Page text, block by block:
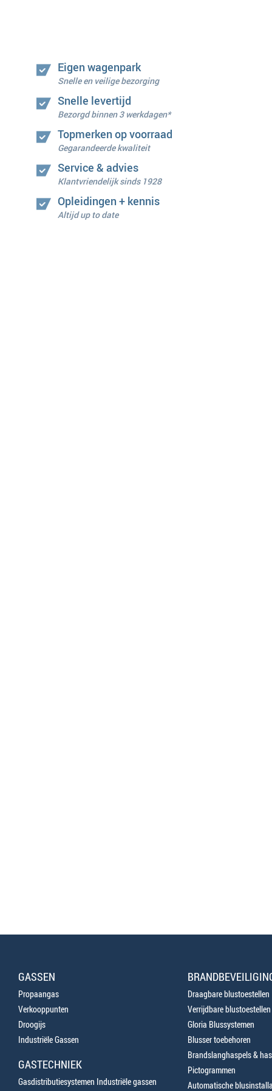
Eigen wagenpark
Snelle en veilige bezorging
Snelle levertijd
Bezorgd binnen 3 werkdagen*
Topmerken op voorraad
Gegarandeerde kwaliteit
Service & advies
Klantvriendelijk sinds 1928
Opleidingen + kennis
Altijd up to date
GASSEN
Propaangas
Verkooppunten
Droogijs
Industriële Gassen
GASTECHNIEK
Gasdistributiesystemen Industriële gassen
Draagbare blustoestellen
Verrijdbare blustoestellen
Gloria Blussystemen
Blusser toebehoren
Brandslanghaspels &
Pictogrammen
Automatische